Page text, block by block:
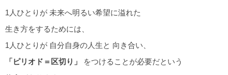
1人ひとりが 未来へ明るい希望に溢れた
生き方をするためには、
1人ひとりが 自分自身の人生と 向き合い、
「ピリオド＝区切り」
をつけることが必要だという